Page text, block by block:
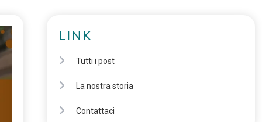
LINK
Tutti i post
La nostra storia
Contattaci